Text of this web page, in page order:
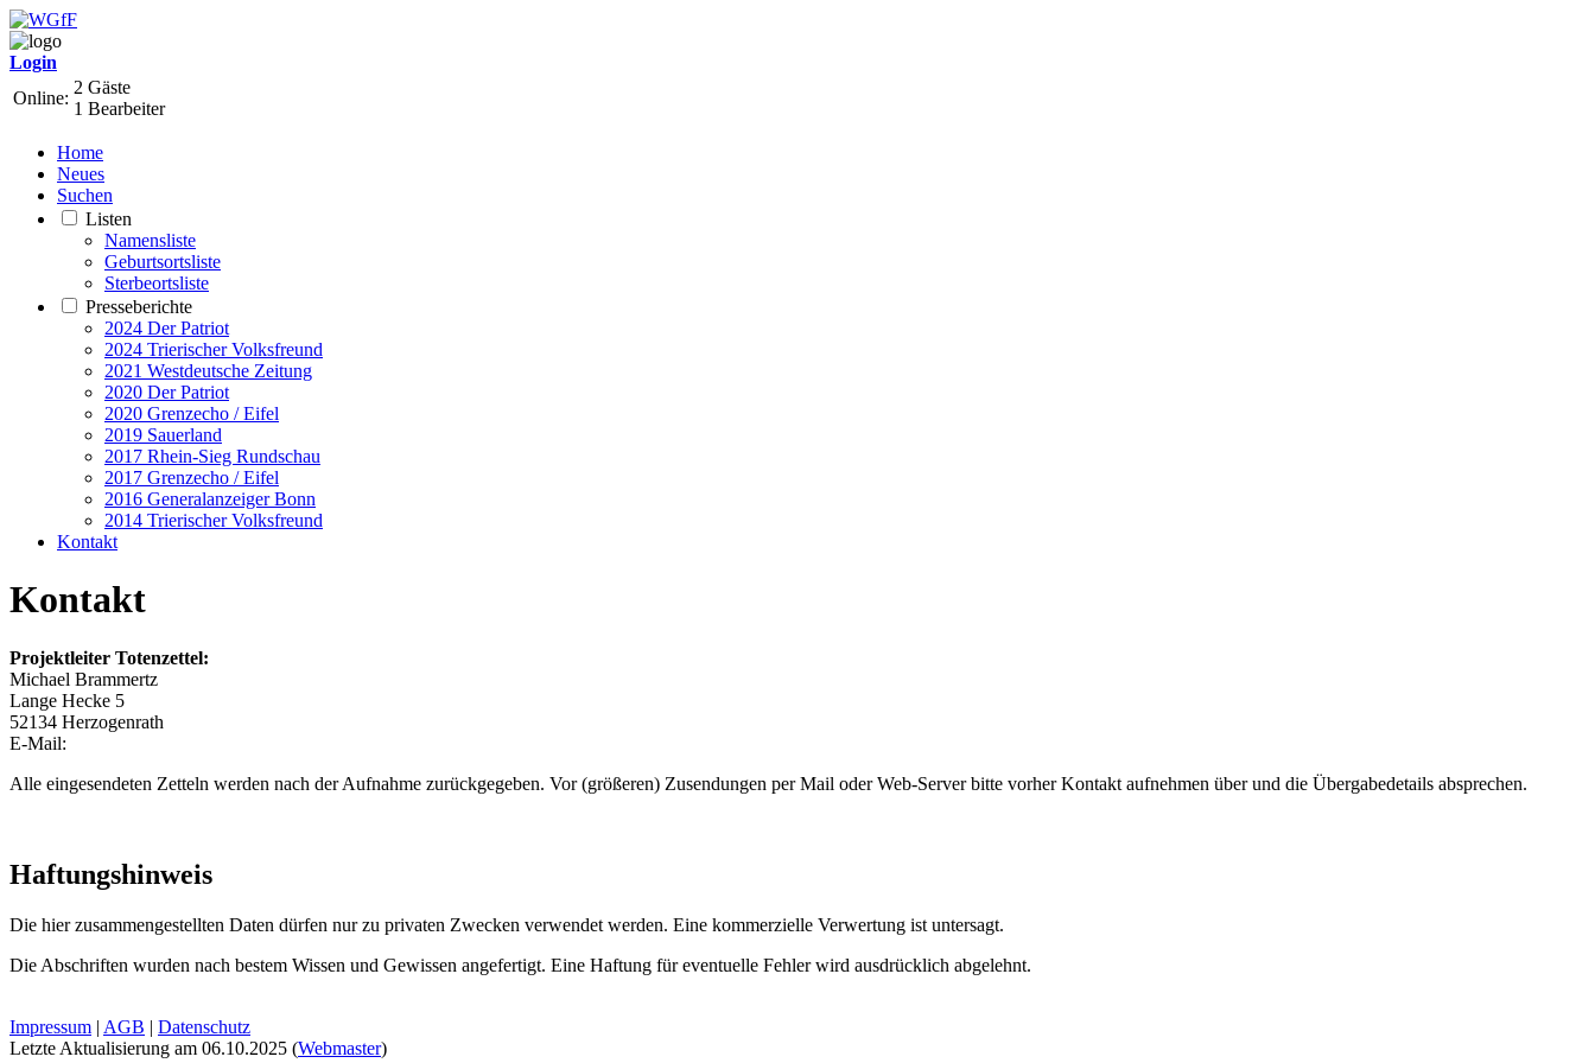
Login
Online:
2 Gäste
1 Bearbeiter
Home
Neues
Suchen
Listen
Namensliste
Geburtsortsliste
Sterbeortsliste
Presseberichte
2024 Der Patriot
2024 Trierischer Volksfreund
2021 Westdeutsche Zeitung
2020 Der Patriot
2020 Grenzecho / Eifel
2019 Sauerland
2017 Rhein-Sieg Rundschau
2017 Grenzecho / Eifel
2016 Generalanzeiger Bonn
2014 Trierischer Volksfreund
Kontakt
Kontakt
Projektleiter Totenzettel:
Michael Brammertz
Lange Hecke 5
52134 Herzogenrath
E-Mail:
Alle eingesendeten Zetteln werden nach der Aufnahme zurückgegeben. Vor (größeren) Zusendungen per Mail oder Web-Server bitte vorher Kontakt aufnehmen überund die Übergabedetails absprechen.
Haftungshinweis
Die hier zusammengestellten Daten dürfen nur zu privaten Zwecken verwendet werden. Eine kommerzielle Verwertung ist untersagt.
Die Abschriften wurden nach bestem Wissen und Gewissen angefertigt. Eine Haftung für eventuelle Fehler wird ausdrücklich abgelehnt.
Impressum | AGB | Datenschutz
Letzte Aktualisierung am 06.10.2025 (Webmaster)